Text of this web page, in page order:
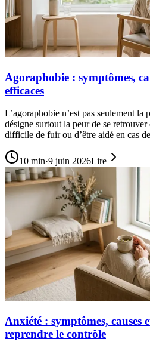
Agoraphobie : symptômes,
efficaces
L’agoraphobie n’est pas seulement la
désigne surtout la peur de se
difficile de fuir ou d’être aidé en cas
10 min·9 juin 2026Lire
Anxiété : symptômes, causes
reprendre le contrôle